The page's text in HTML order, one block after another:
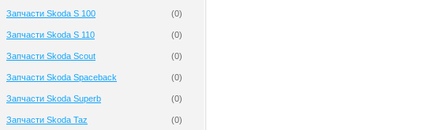
Запчасти Skoda S 100 (0)
Запчасти Skoda S 110 (0)
Запчасти Skoda Scout (0)
Запчасти Skoda Spaceback (0)
Запчасти Skoda Superb (0)
Запчасти Skoda Taz (0)